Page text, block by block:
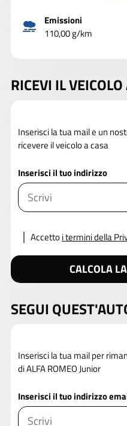
Emissioni
110,00 g/km
RICEVI IL VEICOLO
Inserisci la tua mail e un
ricevere il veicolo a casa
Inserisci il tuo indirizzo
Accettoi termini della
CALCOLA
SEGUI
Inserisci la tua mail per
di ALFA ROMEO Junior
Inserisci il tuo indirizzo